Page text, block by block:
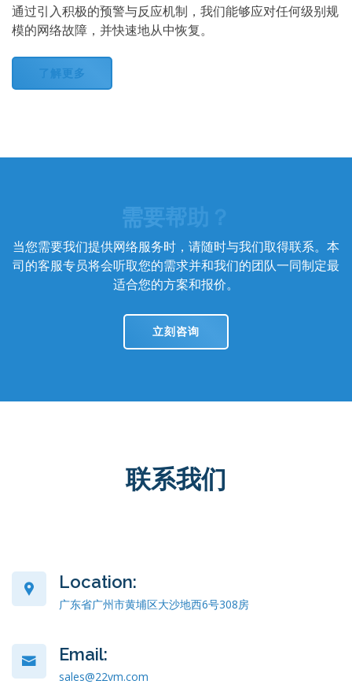
通过引入积极的预警与反应机制，我们能够应对任何级别规
模的网络故障，并快速地从中恢复。
了解更多
需要帮助？
当您需要我们提供网络服务时，请随时与我们取得联系。本
司的客服专员将会听取您的需求并和我们的团队一同制定最
适合您的方案和报价。
立刻咨询
联系我们
Location:
广东省广州市黄埔区大沙地西6号308房
Email:
sales@22vm.com